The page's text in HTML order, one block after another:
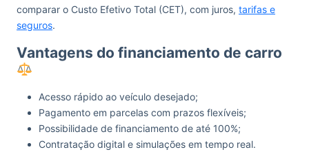
comparar o Custo Efetivo Total (CET), com juros, tarifas e
seguros.
Vantagens do financiamento de carro
Acesso rápido ao veículo desejado;
Pagamento em parcelas com prazos flexíveis;
Possibilidade de financiamento de até 100%;
Contratação digital e simulações em tempo real.